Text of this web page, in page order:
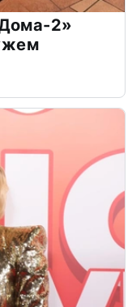
2»